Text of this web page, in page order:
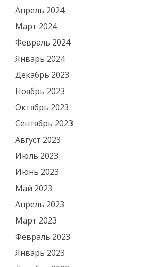
Апрель 2024
Март 2024
Февраль 2024
Январь 2024
Декабрь 2023
Ноябрь 2023
Октябрь 2023
Сентябрь 2023
Август 2023
Июль 2023
Июнь 2023
Май 2023
Апрель 2023
Март 2023
Февраль 2023
Январь 2023